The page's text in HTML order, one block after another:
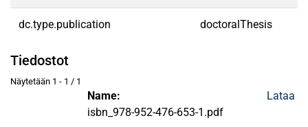
dc.type.publication doctoralThesis
Tiedostot
Näytetään 1 - 1 / 1
Name:
isbn_978-952-476-653-1.pdf
Lataa